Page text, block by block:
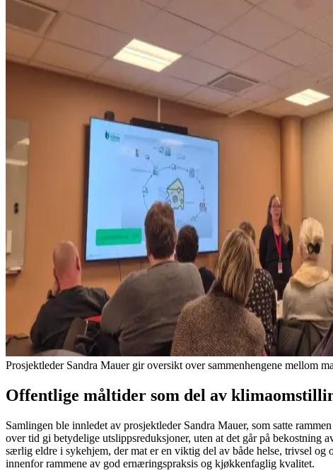
Prosjektleder Sandra Mauer gir oversikt over sammenhengene mellom
Offentlige måltider som del av
Samlingen ble innledet av prosjektleder Sandra Mauer, som satte
over tid gi betydelige utslippsreduksjoner, uten at det går på bekostning
særlig eldre i sykehjem, der mat er en viktig del av både helse, trivsel
innenfor rammene av god ernæringspraksis og kjøkkenfaglig kvalitet.